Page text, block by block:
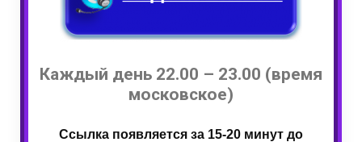
Каждый день 22.00 – 23.00 (время
московское)
Ссылка появляется за 15-20 минут до